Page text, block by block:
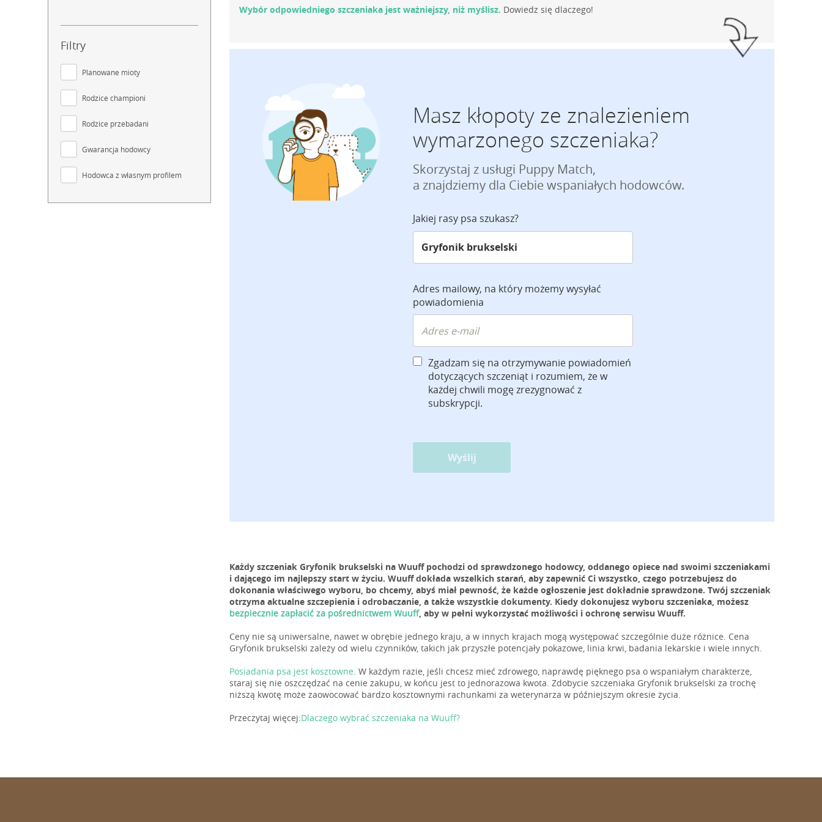
Filtry
Planowane mioty
Rodzice championi
Rodzice przebadani
Gwarancja hodowcy
Hodowca z własnym profilem
Wybór odpowiedniego szczeniaka jest ważniejszy, niż myślisz. Dowiedz się dlaczego!
Masz kłopoty ze znalezieniem
wymarzonego szczeniaka?
Skorzystaj z usługi Puppy Match,
a znajdziemy dla Ciebie wspaniałych hodowców.
Jakiej rasy psa szukasz?
Adres mailowy, na który możemy wysyłać
powiadomienia
Zgadzam się na otrzymywanie powiadomień
dotyczących szczeniąt i rozumiem, że w
każdej chwili mogę zrezygnować z
subskrypcji.
Wyślij
Każdy szczeniak Gryfonik brukselski na Wuuff pochodzi od sprawdzonego hodowcy, oddanego opiece nad swoimi szczeniakami
i dającego im najlepszy start w życiu. Wuuff dokłada wszelkich starań, aby zapewnić Ci wszystko, czego potrzebujesz do
dokonania właściwego wyboru, bo chcemy, abyś miał pewność, że każde ogłoszenie jest dokładnie sprawdzone. Twój szczeniak
otrzyma aktualne szczepienia i odrobaczanie, a także wszystkie dokumenty. Kiedy dokonujesz wyboru szczeniaka, możesz
bezpiecznie zapłacić za pośrednictwem Wuuff, aby w pełni wykorzystać możliwości i ochronę serwisu Wuuff.
Ceny nie są uniwersalne, nawet w obrębie jednego kraju, a w innych krajach mogą występować szczególnie duże różnice. Cena
Gryfonik brukselski zależy od wielu czynników, takich jak przyszłe potencjały pokazowe, linia krwi, badania lekarskie i wiele innych.
Posiadania psa jest kosztowne. W każdym razie, jeśli chcesz mieć zdrowego, naprawdę pięknego psa o wspaniałym charakterze,
staraj się nie oszczędzać na cenie zakupu, w końcu jest to jednorazowa kwota. Zdobycie szczeniaka Gryfonik brukselski za trochę
niższą kwotę może zaowocować bardzo kosztownymi rachunkami za weterynarza w późniejszym okresie życia.
Przeczytaj więcej:Dlaczego wybrać szczeniaka na Wuuff?